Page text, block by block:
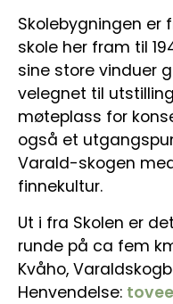
Skolebygningen er
skole her fram til
sine store vinduer
velegnet til
møteplass for
også et
Varald-skogen
finnekultur.
Ut i fra Skolen er
runde på ca fem
Kvåho,
Henvendelse: